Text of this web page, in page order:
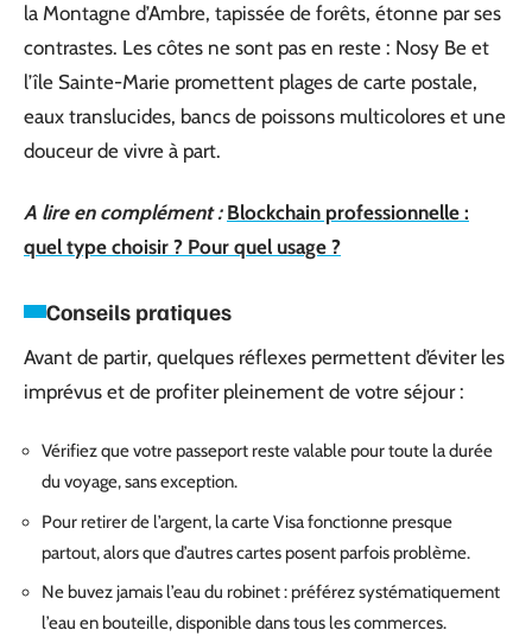
la Montagne d’Ambre, tapissée de forêts, étonne par ses
contrastes. Les côtes ne sont pas en reste : Nosy Be et
l’île Sainte-Marie promettent plages de carte postale,
eaux translucides, bancs de poissons multicolores et une
douceur de vivre à part.
A lire en complément : Blockchain professionnelle :
quel type choisir ? Pour quel usage ?
Conseils pratiques
Avant de partir, quelques réflexes permettent d’éviter les
imprévus et de profiter pleinement de votre séjour :
Vérifiez que votre passeport reste valable pour toute la durée
du voyage, sans exception.
Pour retirer de l’argent, la carte Visa fonctionne presque
partout, alors que d’autres cartes posent parfois problème.
Ne buvez jamais l’eau du robinet : préférez systématiquement
l’eau en bouteille, disponible dans tous les commerces.